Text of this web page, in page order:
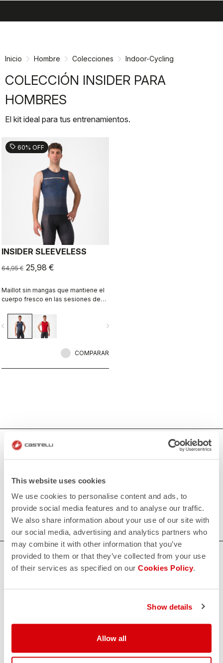
This website uses cookies
We use cookies to personalise content and ads, to
provide social media features and to analyse our traffic.
We also share information about your use of our site with
our social media, advertising and analytics partners who
may combine it with other information that you’ve
provided to them or that they’ve collected from your use
of their services as specified on our Cookies Policy.
Show details
Allow all
navegación
Inicio Hombre Colecciones Indoor-Cycling
COLECCIÓN INSIDER PARA
HOMBRES
El kit ideal para tus entrenamientos.
sell 60% OFF
INSIDER SLEEVELESS
64,95 € 25,98 €
Maillot sin mangas que mantiene el
cuerpo fresco en las sesiones de
con un ventilador.
navigate_next
COMPARAR
más intensos. Compras ahora estas prendas para encontrar
la talla perfecta y maximizar el rendimiento.
¿NECESITAS AYUDA?
CONTACTO
¿Tiene alguna pregunta para nosotros?
Haga clic aquí.